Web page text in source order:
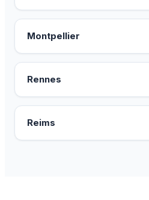
Montpellier
Rennes
Reims